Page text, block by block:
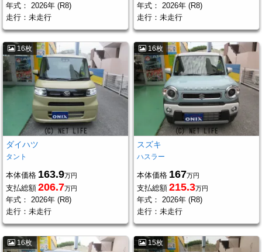
年式： 2026年 (R8)
走行：未走行
年式： 2026年 (R8)
走行：未走行
16枚
ダイハツ
タント
本体価格 163.9万円
支払総額 206.7万円
年式：
2026年 (R8)
走行：未走行
16枚
スズキ
ハスラー
本体価格 167万円
支払総額 215.3万円
年式：
2026年 (R8)
走行：未走行
16枚 15枚